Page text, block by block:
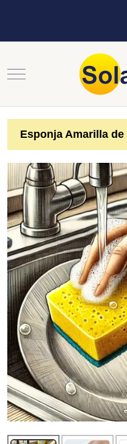
Mobile Menu Toggle
Esponja Amarilla